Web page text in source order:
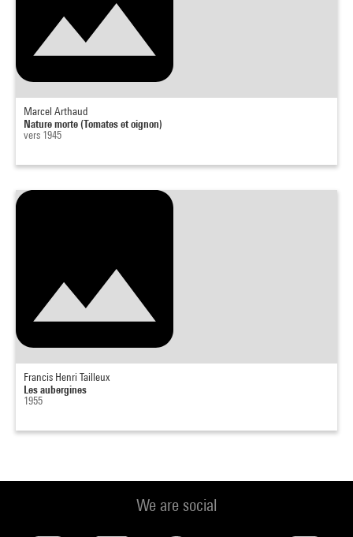
Marcel Arthaud
Nature morte (Tomates et oignon)
vers 1945
Francis Henri Tailleux
Les aubergines
1955
We are social